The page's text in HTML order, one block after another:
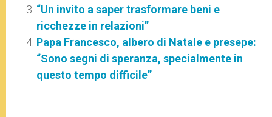
“Un invito a saper trasformare beni e
ricchezze in relazioni”
Papa Francesco, albero di Natale e presepe:
“Sono segni di speranza, specialmente in
questo tempo difficile”